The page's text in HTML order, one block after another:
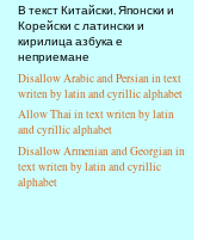
В текст Китайски, Японски и
Корейски с латински и
кирилица азбука е
неприемане
Disallow Arabic and Persian in text
writen by latin and cyrillic alphabet
Allow Thai in text writen by latin
and cyrillic alphabet
Disallow Armenian and Georgian in
text writen by latin and cyrillic
alphabet